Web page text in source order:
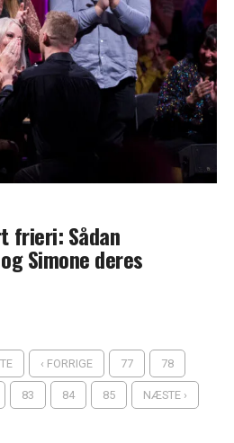
frieri: Sådan
Simone deres
‹ FORRIGE 77 78
83 84 85 NÆSTE ›